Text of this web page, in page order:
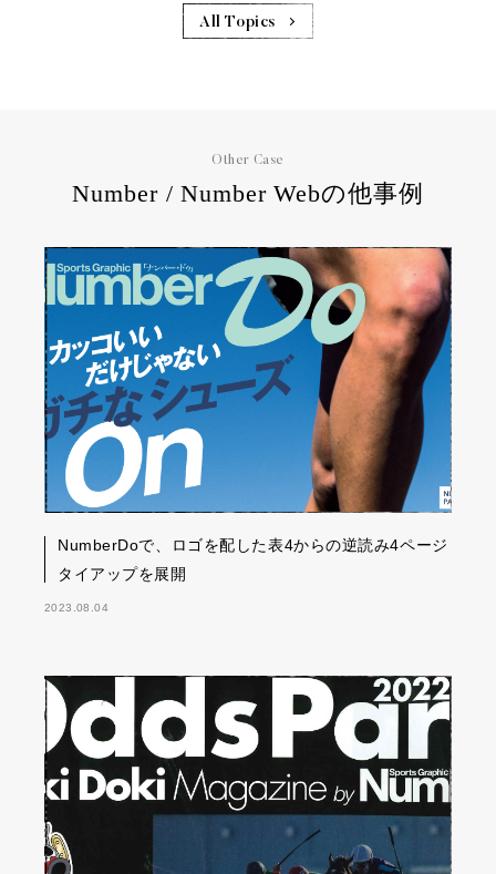
All Topics
Other Case
Number / Number Webの他事例
NumberDoで、ロゴを配した表4からの逆読み4ページ
タイアップを展開
2023.08.04